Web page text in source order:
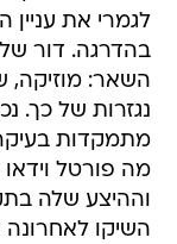
לגמרי את
בהדרגה. דור
השאר: מוזיקה,
נגזרות של כך.
מתמקדות
מה פורטל וידאו
וההיצע שלה